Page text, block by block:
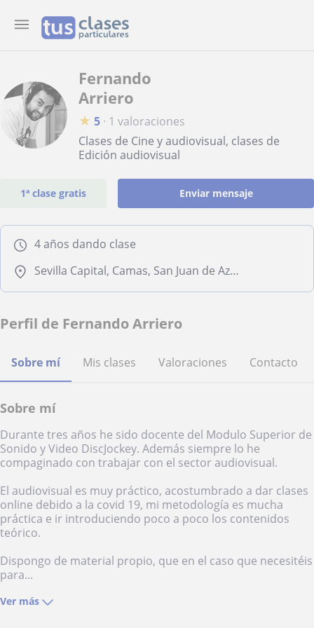
Fernando
Arriero
★ 5 · 1 valoraciones
Clases de Cine y audiovisual, clases de
Edición audiovisual
1ª clase gratis Enviar mensaje
4 años dando clase
Sevilla Capital, Camas, San Juan de Aznalfarache, Tomares
Perfil de Fernando Arriero
Sobre mí Mis clases Valoraciones Contacto
Sobre mí
Durante tres años he sido docente del Modulo Superior de
Sonido y Video DiscJockey. Además siempre lo he
compaginado con trabajar con el sector audiovisual.
El audiovisual es muy práctico, acostumbrado a dar clases
online debido a la covid 19, mi metodología es mucha
práctica e ir introduciendo poco a poco los contenidos
teórico.
Dispongo de material propio, que en el caso que necesitéis
para...
Ver más